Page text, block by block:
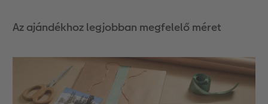
Az ajándékhoz legjobban megfelelő méret